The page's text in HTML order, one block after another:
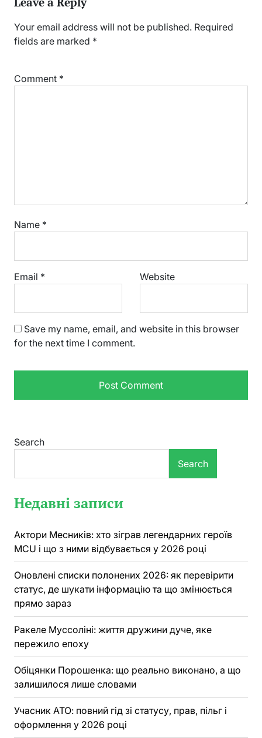
Your email address will not be published. Required
fields are marked *
Comment *
Name *
Email * Website
Save my name, email, and website in this browser
for the next time I comment.
Search
Search
Недавні записи
Актори Месників: хто зіграв легендарних героїв
MCU і що з ними відбувається у 2026 році
Оновлені списки полонених 2026: як перевірити
статус, де шукати інформацію та що змінюється
прямо зараз
Ракеле Муссоліні: життя дружини дуче, яке
пережило епоху
Обіцянки Порошенка: що реально виконано, а що
залишилося лише словами
Учасник АТО: повний гід зі статусу, прав, пільг і
оформлення у 2026 році